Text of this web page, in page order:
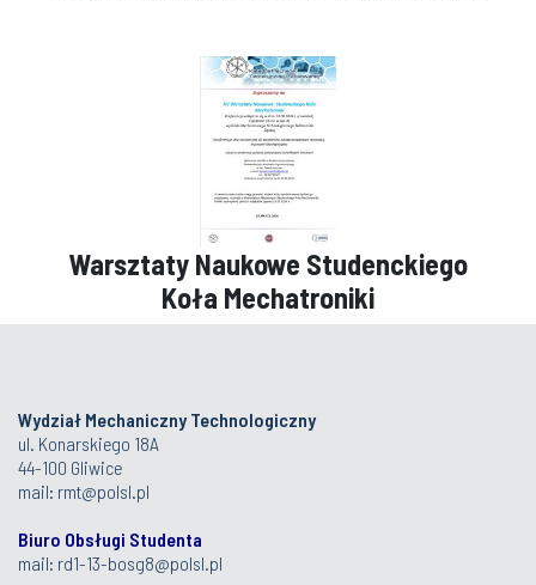
Warsztaty Naukowe Studenckiego
Koła Mechatroniki
Wydział Mechaniczny Technologiczny
ul. Konarskiego 18A
44-100 Gliwice
mail: rmt@polsl.pl
Biuro Obsługi Studenta
mail: rd1-13-bosg8@polsl.pl